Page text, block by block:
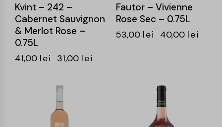
Kvint – 242 –
Cabernet Sauvignon
& Merlot Rose –
0.75L
41,00 lei 31,00 lei
Fautor – Vivienne
Rose Sec – 0.75L
53,00 lei 40,00 lei